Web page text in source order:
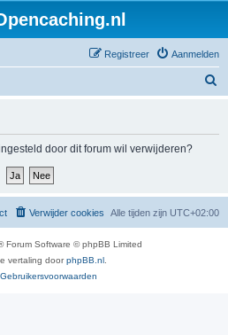
Aanmelden
Registreer
door dit forum wil verwijderen?
Alle tijden zijn UTC+02:00
Verwijder cookies
Forum Software © phpBB Limited
vertaling doorphpBB.nl
Gebruikersvoorwaarden